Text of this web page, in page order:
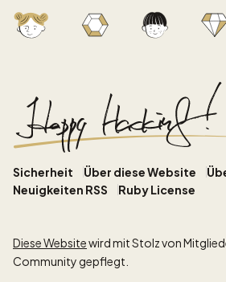
Sicherheit Über diese Website
Neuigkeiten RSS
Ruby License
Diese Websitewird mit Stolz von
Community gepflegt.